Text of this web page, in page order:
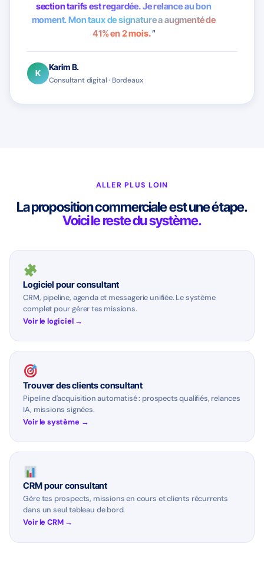
section tarifs est regardée. Je relance au bon
moment. Mon taux de signature a augmenté de
41% en 2 mois."
K
Karim B.
Consultant digital · Bordeaux
ALLER PLUS LOIN
La proposition commerciale est une étape.
Voici le reste du système.
Logiciel pour consultant
CRM, pipeline, agenda et messagerie unifiée. Le système
complet pour gérer tes missions.
Voir le logiciel →
Trouver des clients consultant
Pipeline d'acquisition automatisé : prospects qualifiés, relances
IA, missions signées.
Voir le système →
CRM pour consultant
Gère tes prospects, missions en cours et clients récurrents
dans un seul tableau de bord.
Voir le CRM →